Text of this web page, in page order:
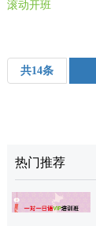
滚动开班
共14条
热门推荐